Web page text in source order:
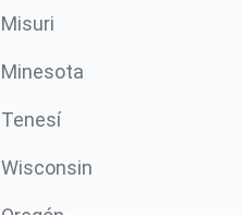
Misuri
Minesota
Tenesí
Wisconsin